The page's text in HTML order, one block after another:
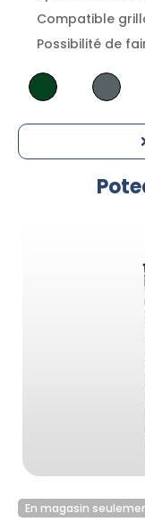
Compatible
Possibilité de
En magasin